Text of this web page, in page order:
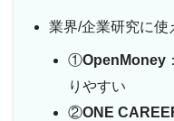
業界/企業研究に使
①OpenMoney
りやすい
②ONE